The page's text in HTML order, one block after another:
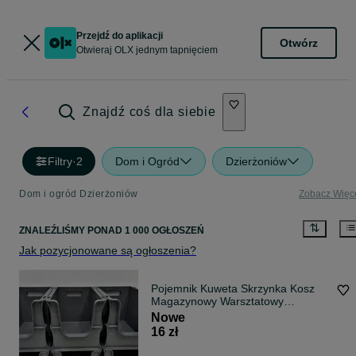
Przejdź do aplikacji
Otwieraj OLX jednym tapnięciem
Otwórz
Znajdź coś dla siebie
Filtry·2 Dom i Ogród Dzierżoniów
Dom i ogród Dzierżoniów Zobacz
ZNALEŹLIŚMY PONAD 1 000 OGŁOSZEŃ
Jak pozycjonowane są ogłoszenia?
Pojemnik Kuweta Skrzynka Kosz
Magazynowy Warsztatowy
Garażowy 30x20x20
Nowe
16 zł